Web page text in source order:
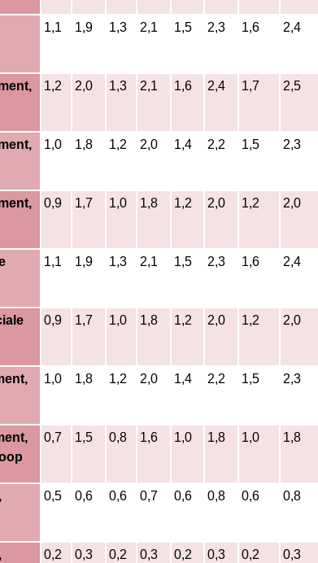
1,1 1,9 1,3 2,1 1,5 2,3 1,6 2,4
1,2 2,0 1,3 2,1 1,6 2,4 1,7 2,5
1,0 1,8 1,2 2,0 1,4 2,2 1,5 2,3
0,9 1,7 1,0 1,8 1,2 2,0 1,2 2,0
1,1 1,9 1,3 2,1 1,5 2,3 1,6 2,4
0,9 1,7 1,0 1,8 1,2 2,0 1,2 2,0
1,0 1,8 1,2 2,0 1,4 2,2 1,5 2,3
0,7 1,5 0,8 1,6 1,0 1,8 1,0 1,8
0,5 0,6 0,6 0,7 0,6 0,8 0,6 0,8
0,2 0,3 0,2 0,3 0,2 0,3 0,2 0,3